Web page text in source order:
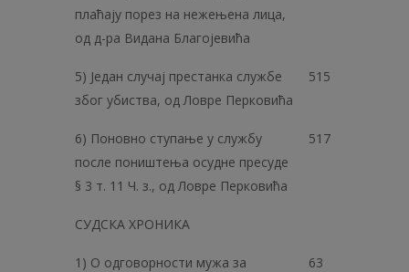
плаћају порез на нежењена лица,
од д-ра Видана Благојевића
5) Један случај престанка службе
због убиства, од Ловре Перковића
515
6) Поновно ступање у службу
после поништења осудне пресуде
§ 3 т. 11 Ч. з., од Ловре Перковића
517
СУДСКА ХРОНИКА
1) О одговорности мужа за
63